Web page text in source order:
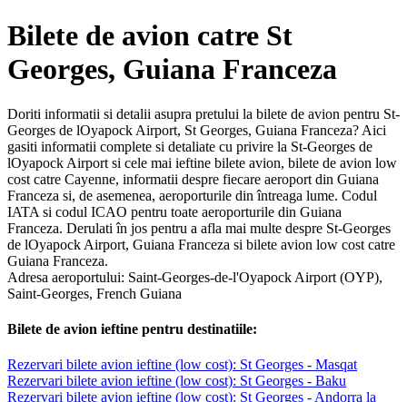
Bilete de avion catre St
Georges, Guiana Franceza
Doriti informatii si detalii asupra pretului la bilete de avion pentru St-
Georges de lOyapock Airport, St Georges, Guiana Franceza? Aici
gasiti informatii complete si detaliate cu privire la St-Georges de
lOyapock Airport si cele mai ieftine bilete avion, bilete de avion low
cost catre Cayenne, informatii despre fiecare aeroport din Guiana
Franceza si, de asemenea, aeroporturile din întreaga lume. Codul
IATA si codul ICAO pentru toate aeroporturile din Guiana
Franceza. Derulati în jos pentru a afla mai multe despre St-Georges
de lOyapock Airport, Guiana Franceza si bilete avion low cost catre
Guiana Franceza.
Adresa aeroportului: Saint-Georges-de-l'Oyapock Airport (OYP),
Saint-Georges, French Guiana
Bilete de avion ieftine pentru destinatiile:
Rezervari bilete avion ieftine (low cost): St Georges - Masqat
Rezervari bilete avion ieftine (low cost): St Georges - Baku
Rezervari bilete avion ieftine (low cost): St Georges - Andorra la